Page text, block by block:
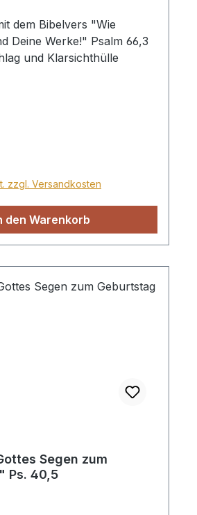
dem Bibelvers "Wie
Deine Werke!" Psalm 66,3
und Klarsichthülle
zzgl. Versandkosten
den Warenkorb
Segen zum
Ps. 40,5